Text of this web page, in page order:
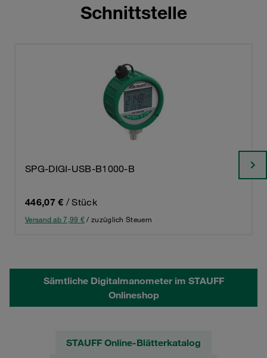
Schnittstelle
SPG-DIGI-USB-B1000-B
446,07 € / Stück
Versand ab 7,99 €/ zuzüglich Steuern
Sämtliche Digitalmanometer im STAUFF
Onlineshop
STAUFF Online-Blätterkatalog